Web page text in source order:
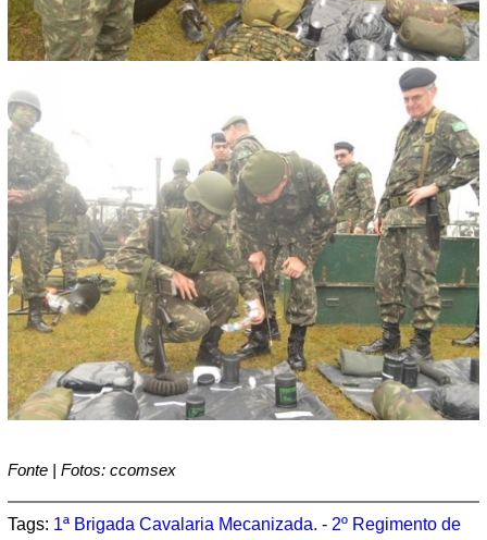
Fonte | Fotos: ccomsex
Tags: 1ª Brigada Cavalaria Mecanizada. - 2º Regimento de